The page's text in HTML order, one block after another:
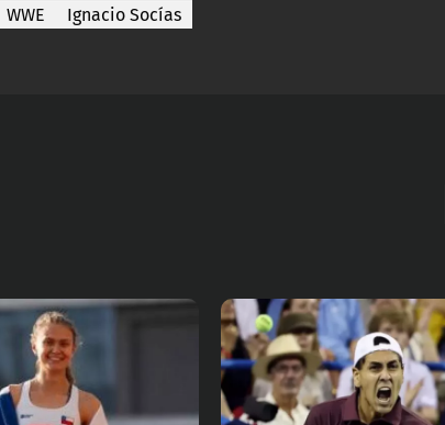
WWE Ignacio Socías